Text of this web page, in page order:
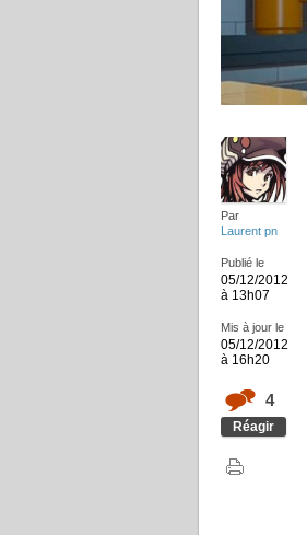
Par
Laurent pn
Publié le
05/12/2012
à 13h07
Mis à jour le
05/12/2012
à 16h20
4
Réagir